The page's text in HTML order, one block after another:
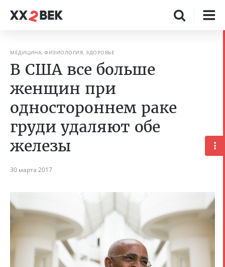
МЕДИЦИНА, ФИЗИОЛОГИЯ, ЗДОРОВЬЕ
В США все больше
женщин при
одностороннем раке
груди удаляют обе
железы
30 марта 2017